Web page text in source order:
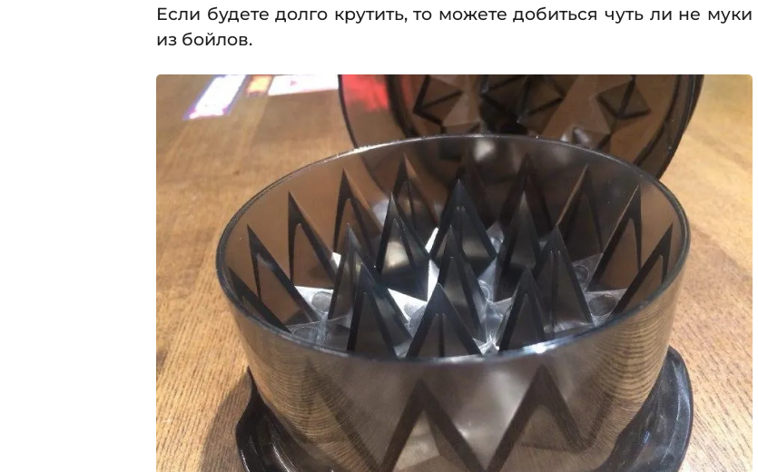
Если будете долго крутить, то можете добиться чуть ли не муки
из бойлов.